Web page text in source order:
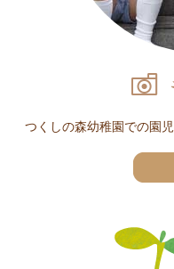
つくしの森幼稚園での園